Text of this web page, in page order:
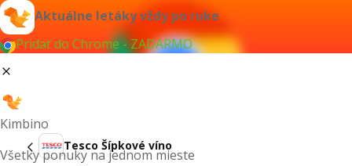
Aktuálne letáky vždy po ruke
Pridať do Chrome - ZADARMO
Kimbino
Všetky ponuky na jednom mieste
Tesco Šípkové víno